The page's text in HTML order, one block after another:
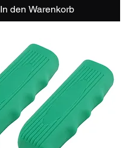
In den Warenkorb